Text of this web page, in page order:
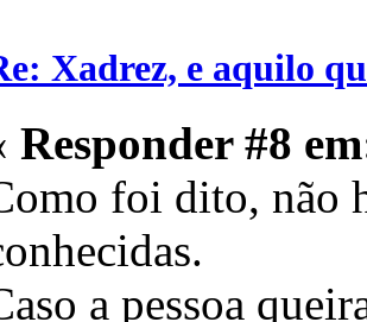
Xadrez, e aquilo
Responder #8
foi dito, não
a pessoa